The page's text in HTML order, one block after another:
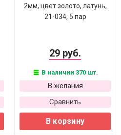
2мм, цвет золото, латунь,
21-034, 5 пар
29 руб.
В наличии 370 шт.
В желания
Сравнить
В корзину